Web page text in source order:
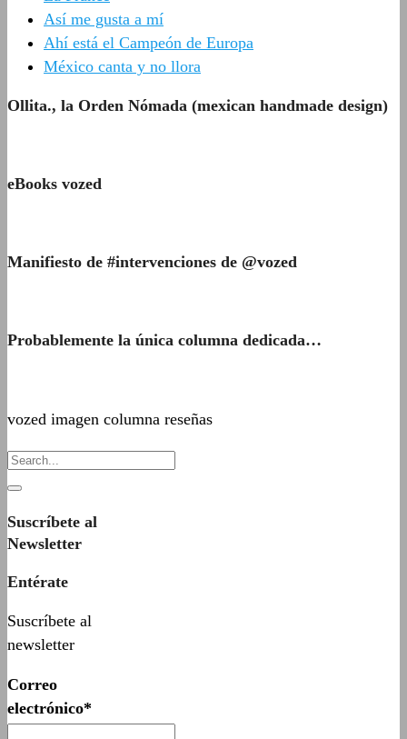
Así me gusta a mí
Ahí está el Campeón de Europa
México canta y no llora
Ollita., la Orden Nómada (mexican handmade design)
eBooks vozed
Manifiesto de #intervenciones de @vozed
Probablemente la única columna dedicada…
vozed imagen columna reseñas
Suscríbete al
Newsletter
Entérate
Suscríbete al
newsletter
Correo
electrónico*